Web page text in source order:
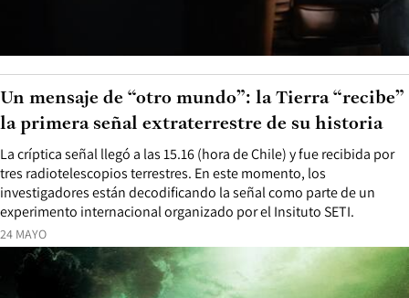
24 MAYO
La críptica señal llegó a las 15.16 (hora de Chile) y fue recibida por
tres radiotelescopios terrestres. En este momento, los
investigadores están decodificando la señal como parte de un
experimento internacional organizado por el Insituto SETI.
Un mensaje de “otro mundo”: la Tierra “recibe”
la primera señal extraterrestre de su historia